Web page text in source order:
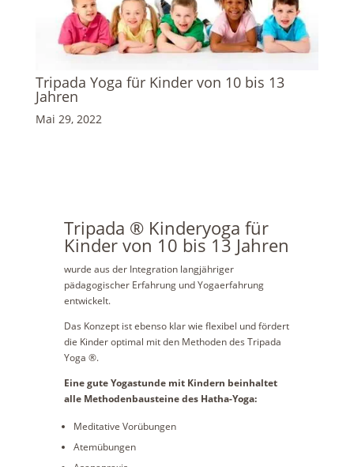
Tripada Yoga für Kinder von 10 bis 13
Jahren
Mai 29, 2022
Tripada ® Kinderyoga für
Kinder von 10 bis 13 Jahren
wurde aus der Integration langjähriger
pädagogischer Erfahrung und Yogaerfahrung
entwickelt.
Das Konzept ist ebenso klar wie flexibel und fördert
die Kinder optimal mit den Methoden des Tripada
Yoga ®.
Eine gute Yogastunde mit Kindern beinhaltet
alle Methodenbausteine des Hatha-Yoga:
Meditative Vorübungen
Atemübungen